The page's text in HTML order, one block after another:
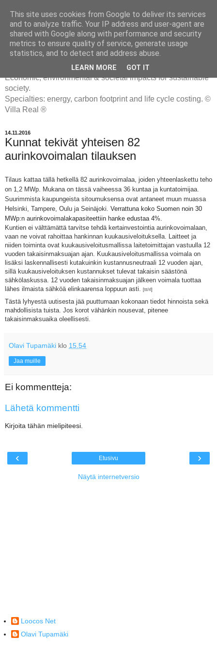
ENERGIATYHMYRIT
Economic, environmental & societal impacts for sustainable
society.
Specialties: energy, carbon footprint and life cycle costing. ©
Villa Real ®
14.11.2016
Kunnat tekivät yhteisen 82
aurinkovoimalan tilauksen
Tilaus kattaa tällä hetkellä 82 aurinkovoimalaa, joiden yhteenlaskettu teho
on 1,2 MWp. Mukana on tässä vaiheessa 36 kuntaa ja kuntatoimijaa.
Suurimmista kaupungeista sitoumuksensa ovat antaneet muun muassa
Helsinki, Tampere, Oulu ja Seinäjoki. Verrattuna koko Suomen noin 30
MWp:n aurinkovoimalakapasiteettiin hanke edustaa 4%.
Kuntien ei välttämättä tarvitse tehdä kertainvestointia aurinkovoimalaan,
vaan ne voivat rahoittaa hankinnan kuukausiveloituksella. Laitteet ja
niiden toiminta ovat kuukausiveloitusmallissa laitetoimittajan vastuulla 12
vuoden takaisinmaksuajan ajan. Kuukausiveloitusmallissa voimala on
lisäksi laskennallisesti kutakuinkin kustannusneutraali 12 vuoden ajan,
sillä kuukausiveloituksen kustannukset tulevat takaisin säästönä
sähkölaskussa. 12 vuoden takaisinmaksuajan jälkeen voimala tuottaa
lähes ilmaista sähköä elinkaarensa loppuun asti.
[tt/rl]
Tästä lyhyestä uutisesta jää puuttumaan kokonaan tiedot hinnoista sekä
mahdollisista tuista. Jos korot vähänkin nousevat, pitenee
takaisinmaksuaika oleellisesti.
Olavi Tupamäki klo 15.54
Jaa muille
Ei kommentteja:
Lähetä kommentti
Kirjoita tähän mielipiteesi.
‹ ›
Etusivu
Näytä internetversio
Loocos Net
Olavi Tupamäki
This site uses cookies from Google to deliver its services
and to analyze traffic. Your IP address and user-agent are
shared with Google along with performance and security
metrics to ensure quality of service, generate usage
statistics, and to detect and address abuse.
LEARN MORE GOT IT